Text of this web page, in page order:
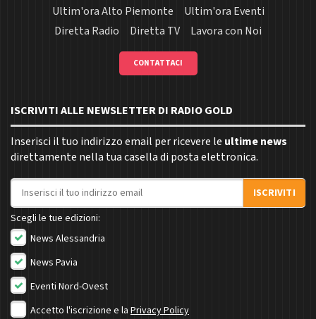
Ultim'ora Alto Piemonte
Ultim'ora Eventi
Diretta Radio
Diretta TV Lavora con Noi
CONTATTACI
ISCRIVITI ALLE NEWSLETTER DI RADIO GOLD
Inserisci il tuo indirizzo email per ricevere le ultime news
direttamente nella tua casella di posta elettronica.
Indirizzo email
ISCRIVITI
Scegli le tue edizioni:
News Alessandria
News Pavia
Eventi Nord-Ovest
Accetto l'iscrizione e la Privacy Policy